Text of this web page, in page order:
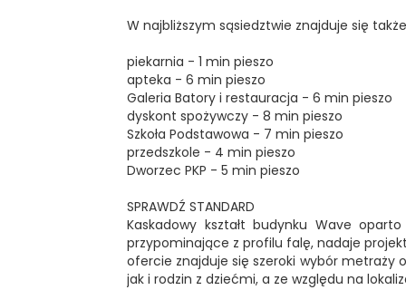
W najbliższym sąsiedztwie znajduje się
piekarnia - 1 min pieszo
apteka - 6 min pieszo
Galeria Batory i restauracja - 6 min pieszo
dyskont spożywczy - 8 min pieszo
Szkoła Podstawowa - 7 min pieszo
przedszkole - 4 min pieszo
Dworzec PKP - 5 min pieszo
SPRAWDŹ STANDARD
Kaskadowy kształt budynku Wave
przypominające z profilu falę, nadaje
ofercie znajduje się szeroki wybór metraży
jak i rodzin z dziećmi, a ze względu na